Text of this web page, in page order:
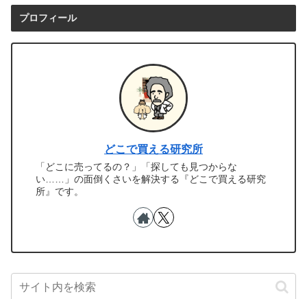
プロフィール
どこで買える研究所
「どこに売ってるの？」「探しても見つからな
い……」の面倒くさいを解決する『どこで買える研究
所』です。